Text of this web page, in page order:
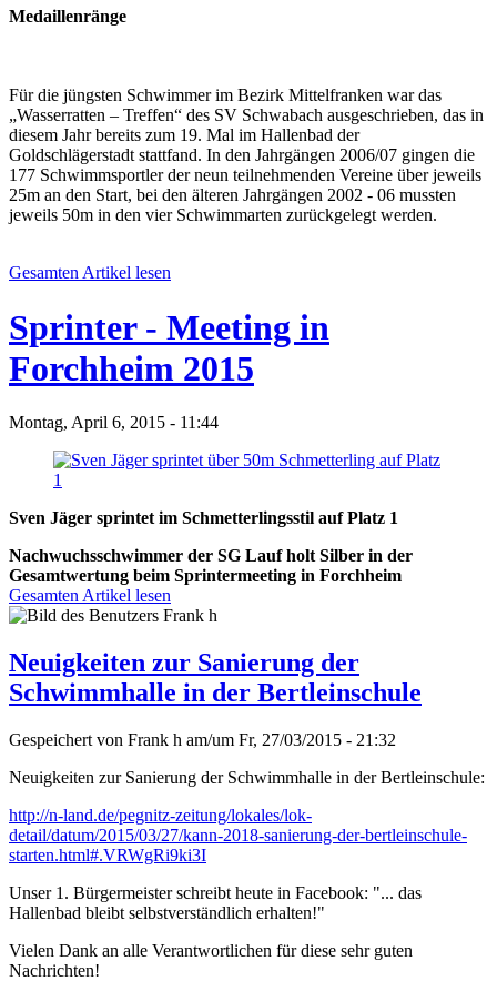
Medaillenränge
Für die jüngsten Schwimmer im Bezirk Mittelfranken war das
„Wasserratten – Treffen“ des SV Schwabach ausgeschrieben, das in
diesem Jahr bereits zum 19. Mal im Hallenbad der
Goldschlägerstadt stattfand. In den Jahrgängen 2006/07 gingen die
177 Schwimmsportler der neun teilnehmenden Vereine über jeweils
25m an den Start, bei den älteren Jahrgängen 2002 - 06 mussten
jeweils 50m in den vier Schwimmarten zurückgelegt werden.
Gesamten Artikel lesen
Sprinter - Meeting in
Forchheim 2015
Montag, April 6, 2015 - 11:44
Sven Jäger sprintet im Schmetterlingsstil auf Platz 1
Nachwuchsschwimmer der SG Lauf holt Silber in der
Gesamtwertung beim Sprintermeeting in Forchheim
Gesamten Artikel lesen
Neuigkeiten zur Sanierung der
Schwimmhalle in der Bertleinschule
Gespeichert von Frank h am/um Fr, 27/03/2015 - 21:32
Neuigkeiten zur Sanierung der Schwimmhalle in der Bertleinschule:
http://n-land.de/pegnitz-zeitung/lokales/lok-
detail/datum/2015/03/27/kann-2018-sanierung-der-bertleinschule-
starten.html#.VRWgRi9ki3I
Unser 1. Bürgermeister schreibt heute in Facebook: "... das
Hallenbad bleibt selbstverständlich erhalten!"
Vielen Dank an alle Verantwortlichen für diese sehr guten
Nachrichten!